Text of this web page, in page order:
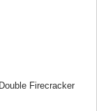
Firecracker